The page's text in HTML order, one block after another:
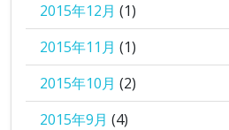
2015年12月 (1)
2015年11月 (1)
2015年10月 (2)
2015年9月 (4)